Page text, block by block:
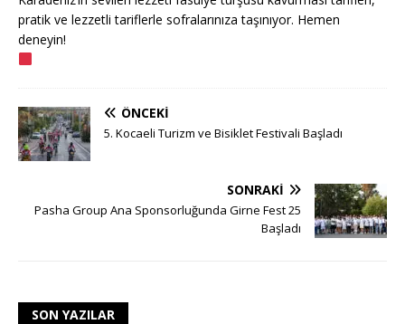
pratik ve lezzetli tariflerle sofralarınıza taşınıyor. Hemen
deneyin!
ÖNCEKI
5. Kocaeli Turizm ve Bisiklet Festivali Başladı
SONRAKI
Pasha Group Ana Sponsorluğunda Girne Fest 25
Başladı
SON YAZILAR